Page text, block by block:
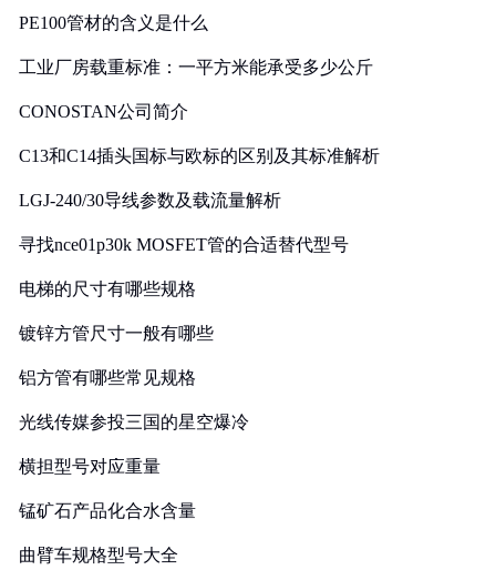
PE100管材的含义是什么
工业厂房载重标准：一平方米能承受多少公斤
CONOSTAN公司简介
C13和C14插头国标与欧标的区别及其标准解析
LGJ-240/30导线参数及载流量解析
寻找nce01p30k MOSFET管的合适替代型号
电梯的尺寸有哪些规格
镀锌方管尺寸一般有哪些
铝方管有哪些常见规格
光线传媒参投三国的星空爆冷
横担型号对应重量
锰矿石产品化合水含量
曲臂车规格型号大全